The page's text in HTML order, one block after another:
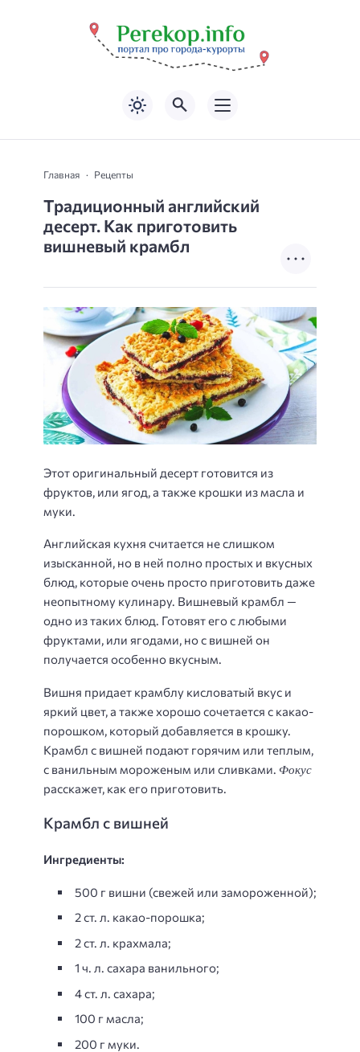
Главная Рецепты
Традиционный английский
десерт. Как приготовить
вишневый крамбл
Этот оригинальный десерт готовится из
фруктов, или ягод, а также крошки из масла и
муки.
Английская кухня считается не слишком
изысканной, но в ней полно простых и вкусных
блюд, которые очень просто приготовить даже
неопытному кулинару. Вишневый крамбл —
одно из таких блюд. Готовят его с любыми
фруктами, или ягодами, но с вишней он
получается особенно вкусным.
Вишня придает крамблу кисловатый вкус и
яркий цвет, а также хорошо сочетается с какао-
порошком, который добавляется в крошку.
Крамбл с вишней подают горячим или теплым,
с ванильным мороженым или сливками. Фокус
расскажет, как его приготовить.
Крамбл с вишней
Ингредиенты:
500 г вишни (свежей или замороженной);
2 ст. л. какао-порошка;
2 ст. л. крахмала;
1 ч. л. сахара ванильного;
4 ст. л. сахара;
100 г масла;
200 г муки.